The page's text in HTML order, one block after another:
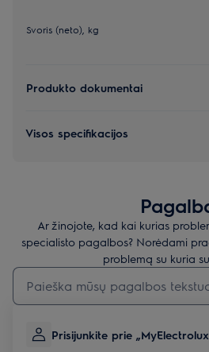
Svoris (neto), kg
Produkto dokumentai
Visos specifikacijos
Ar žinojote, kad kai kurias
specialisto pagalbos? Norėdami
problemą su kuria
Įveskite tekstą, jei norite ieškoti pagalbinių
Prisijunkite prie